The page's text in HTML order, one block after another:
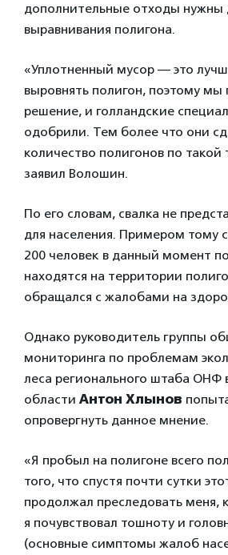
дополнительные отходы нужны
выравнивания полигона.
«Уплотненный мусор — это
выровнять полигон, поэтому мы
решение, и голландские
одобрили. Тем более что они
количество полигонов по
заявил Волошин.
По его словам, свалка не
для населения. Примером тому
200 человек в данный момент
находятся на территории
обращался с жалобами на
Однако руководитель группы
мониторинга по проблемам
леса регионального штаба ОНФ
области Антон Хлынов
опровергнуть данное мнение.
«Я пробыл на полигоне всего
того, что спустя почти сутки
продолжал преследовать меня,
я почувствовал тошноту и
(основные симптомы жалоб